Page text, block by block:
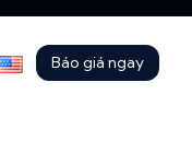
Báo giá ngay